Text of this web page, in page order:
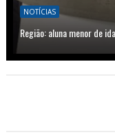
NOTÍCIAS
Região: aluna menor de